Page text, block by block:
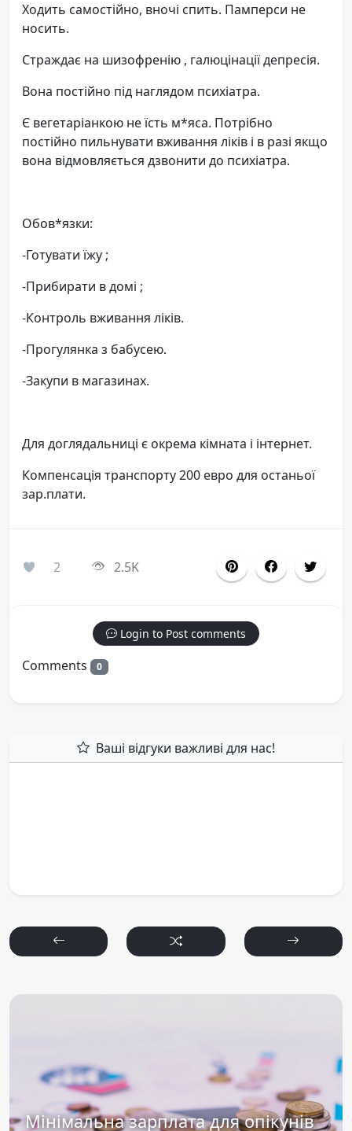
Ходить самостійно, вночі спить. Памперси не
носить.
Страждає на шизофренію , галюцінації депресія.
Вона постійно під наглядом психіатра.
Є вегетаріанкою не їсть м*яса. Потрібно
постійно пильнувати вживання ліків і в разі якщо
вона відмовляється дзвонити до психіатра.
Обов*язки:
-Готувати їжу ;
-Прибирати в домі ;
-Контроль вживання ліків.
-Прогулянка з бабусею.
-Закупи в магазинах.
Для доглядальниці є окрема кімната і інтернет.
Компенсація транспорту 200 евро для останьої
зар.плати.
2 2.5K
Login to Post comments
Comments 0
Ваші відгуки важливі для нас!
Мінімальна зарплата для опікунів